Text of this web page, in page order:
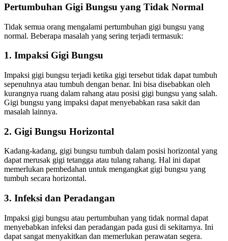
Pertumbuhan Gigi Bungsu yang Tidak Normal
Tidak semua orang mengalami pertumbuhan gigi bungsu yang
normal. Beberapa masalah yang sering terjadi termasuk:
1. Impaksi Gigi Bungsu
Impaksi gigi bungsu terjadi ketika gigi tersebut tidak dapat tumbuh
sepenuhnya atau tumbuh dengan benar. Ini bisa disebabkan oleh
kurangnya ruang dalam rahang atau posisi gigi bungsu yang salah.
Gigi bungsu yang impaksi dapat menyebabkan rasa sakit dan
masalah lainnya.
2. Gigi Bungsu Horizontal
Kadang-kadang, gigi bungsu tumbuh dalam posisi horizontal yang
dapat merusak gigi tetangga atau tulang rahang. Hal ini dapat
memerlukan pembedahan untuk mengangkat gigi bungsu yang
tumbuh secara horizontal.
3. Infeksi dan Peradangan
Impaksi gigi bungsu atau pertumbuhan yang tidak normal dapat
menyebabkan infeksi dan peradangan pada gusi di sekitarnya. Ini
dapat sangat menyakitkan dan memerlukan perawatan segera.